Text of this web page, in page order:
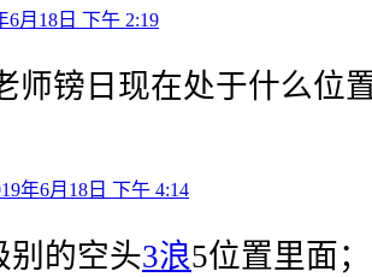
6月18日 下午 2:19
师镑日现在处于什么位
年6月18日 下午 4:14
别的空头3浪5位置里面；